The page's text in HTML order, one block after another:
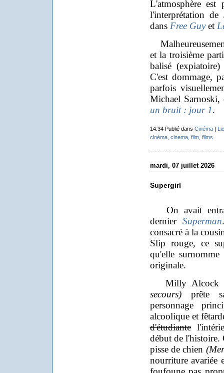
L'atmosphère
l'interprétation de
dans Free Guyet
et la troisième
balisé
C'est dommage,
parfois
Michael
un bruit : jour 1.
14:34 Publié dans Cinéma|
cinéma, cinema, film, films
mardi, 07 juillet 2026
Supergirl
On avait
dernier Superman
consacré à la
Slip rouge, ce
qu'elle surnomme
originale.
Milly Alcock
secours)prête sa
personnage
alcoolique et
d'étudiante
début de l'histoire.
pisse de chien
nourriture avariée